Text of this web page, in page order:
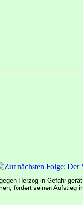
Herzog in Gefahr
fördert seinen Aufstieg